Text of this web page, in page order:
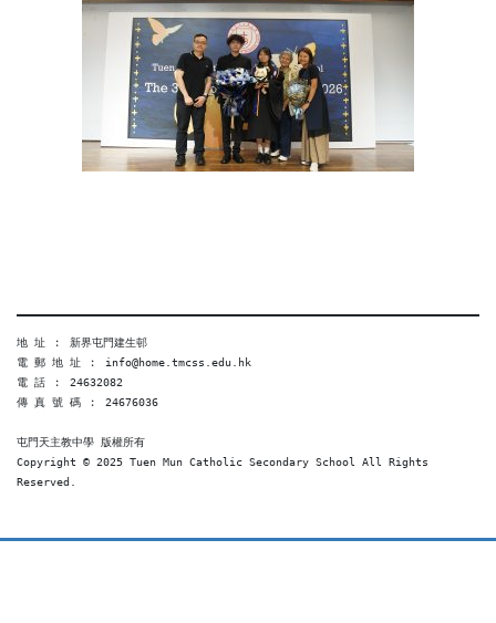
地 址 ︰ 新界屯門建生邨
電 郵 地 址 ︰ info@home.tmcss.edu.hk
電 話 ︰ 24632082
傳 真 號 碼 ︰ 24676036
屯門天主教中學 版權所有
Copyright © 2025 Tuen Mun Catholic Secondary School All Rights
Reserved.